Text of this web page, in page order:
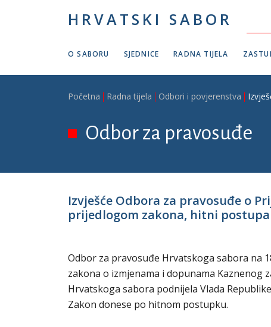
HRVATSKI SABOR
O SABORU SJEDNICE RADNA TIJELA
Breadcrumb
Početna Radna tijela Odbori i povjerenstva
Odbor za pravosuđe
Izvješće Odbora za pravosuđe o
prijedlogom zakona, hitni
Odbor za pravosuđe Hrvatskoga sabora na
zakona o izmjenama i dopunama Kaznenog
Hrvatskoga sabora podnijela Vlada
Zakon donese po hitnom postupku.